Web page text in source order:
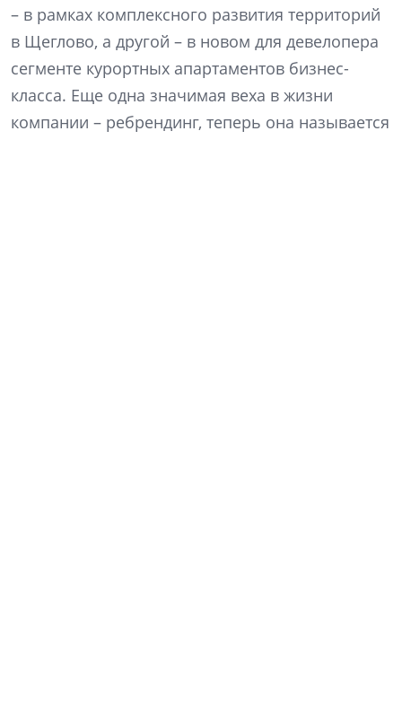
– в рамках комплексного развития территорий
в Щеглово, а другой – в новом для девелопера
сегменте курортных апартаментов бизнес-
класса. Еще одна значимая веха в жизни
компании – ребрендинг, теперь она называется